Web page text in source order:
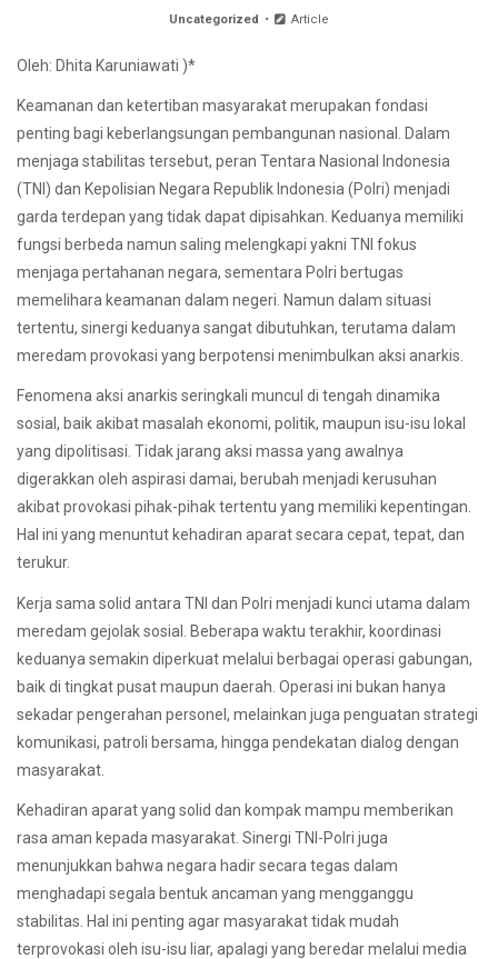
Uncategorized Article
Oleh: Dhita Karuniawati )*
Keamanan dan ketertiban masyarakat merupakan fondasi
penting bagi keberlangsungan pembangunan nasional. Dalam
menjaga stabilitas tersebut, peran Tentara Nasional Indonesia
(TNI) dan Kepolisian Negara Republik Indonesia (Polri) menjadi
garda terdepan yang tidak dapat dipisahkan. Keduanya memiliki
fungsi berbeda namun saling melengkapi yakni TNI fokus
menjaga pertahanan negara, sementara Polri bertugas
memelihara keamanan dalam negeri. Namun dalam situasi
tertentu, sinergi keduanya sangat dibutuhkan, terutama dalam
meredam provokasi yang berpotensi menimbulkan aksi anarkis.
Fenomena aksi anarkis seringkali muncul di tengah dinamika
sosial, baik akibat masalah ekonomi, politik, maupun isu-isu lokal
yang dipolitisasi. Tidak jarang aksi massa yang awalnya
digerakkan oleh aspirasi damai, berubah menjadi kerusuhan
akibat provokasi pihak-pihak tertentu yang memiliki kepentingan.
Hal ini yang menuntut kehadiran aparat secara cepat, tepat, dan
terukur.
Kerja sama solid antara TNI dan Polri menjadi kunci utama dalam
meredam gejolak sosial. Beberapa waktu terakhir, koordinasi
keduanya semakin diperkuat melalui berbagai operasi gabungan,
baik di tingkat pusat maupun daerah. Operasi ini bukan hanya
sekadar pengerahan personel, melainkan juga penguatan strategi
komunikasi, patroli bersama, hingga pendekatan dialog dengan
masyarakat.
Kehadiran aparat yang solid dan kompak mampu memberikan
rasa aman kepada masyarakat. Sinergi TNI-Polri juga
menunjukkan bahwa negara hadir secara tegas dalam
menghadapi segala bentuk ancaman yang mengganggu
stabilitas. Hal ini penting agar masyarakat tidak mudah
terprovokasi oleh isu-isu liar, apalagi yang beredar melalui media